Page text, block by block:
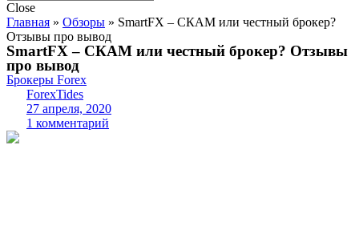
Close
Главная » Обзоры » SmartFX – СКАМ или честный брокер?
Отзывы про вывод
SmartFX – СКАМ или честный брокер? Отзывы
про вывод
Брокеры Forex
ForexTides
27 апреля, 2020
1 комментарий